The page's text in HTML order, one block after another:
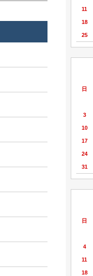
11
18
25
日
3
10
17
24
31
日
4
11
18